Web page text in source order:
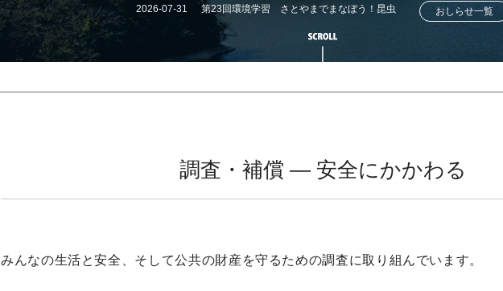
2026-07-31
第23回環境学習 さとやまでまなぼう！昆虫
採集にチャレンジ！！
おしらせ一覧
調査・補償 ― 安全にかかわる
みんなの生活と安全、そして公共の財産を守るための調査に取り組んでいます。